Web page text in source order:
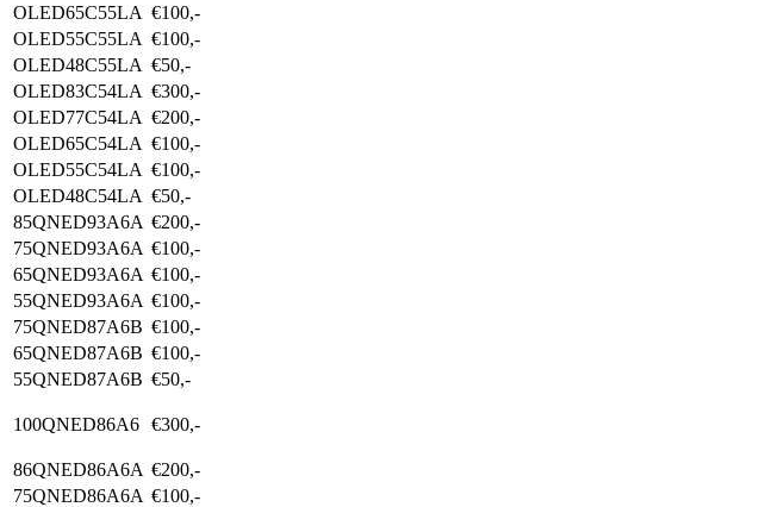
OLED65C55LA €100,-
OLED55C55LA €100,-
OLED48C55LA €50,-
OLED83C54LA €300,-
OLED77C54LA €200,-
OLED65C54LA €100,-
OLED55C54LA €100,-
OLED48C54LA €50,-
85QNED93A6A €200,-
75QNED93A6A €100,-
65QNED93A6A €100,-
55QNED93A6A €100,-
75QNED87A6B €100,-
65QNED87A6B €100,-
55QNED87A6B €50,-
100QNED86A6 €300,-
86QNED86A6A €200,-
75QNED86A6A €100,-